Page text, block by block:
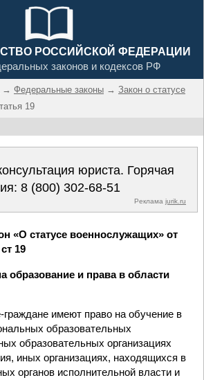
РОССИЙСКОЙ ФЕДЕРАЦИИ
законов и кодексов РФ
→ Федеральные законы → Закон о статусе
19
юриста. Горячая
8 (800) 302-68-51
Реклама jurik.ru
«О статусе военнослужащих» от
19
образование и права в области
имеют право на обучение в
образовательных
образовательных организациях
иных организациях, находящихся в
органов исполнительной власти и